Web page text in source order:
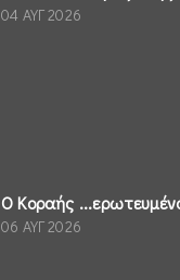
04 ΑΥΓ 2026
Ο Κοραής
06 ΑΥΓ 2026